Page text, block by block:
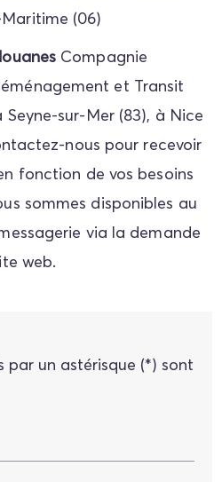
(06)
Compagnie
et Transit
sur-Mer (83), à Nice
nous pour recevoir
fonction de vos besoins
sommes disponibles au
via la demande
web.
par un astérisque (*) sont